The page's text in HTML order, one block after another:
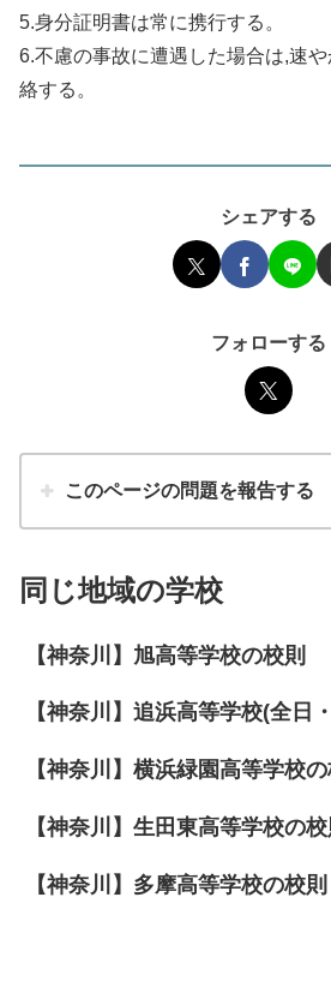
5.身分証明書は常に携行する。
6.不慮の事故に遭遇した場合は,速
絡する。
シェアする
フォローする
このページの問題を報告する
同じ地域の学校
【神奈川】旭高等学校の校則
【神奈川】追浜高等学校(全日
【神奈川】横浜緑園高等学校の
【神奈川】生田東高等学校の校
【神奈川】多摩高等学校の校則